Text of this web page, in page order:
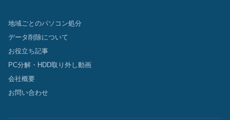
地域ごとのパソコン処分
データ削除について
お役立ち記事
PC分解・HDD取り外し動画
会社概要
お問い合わせ